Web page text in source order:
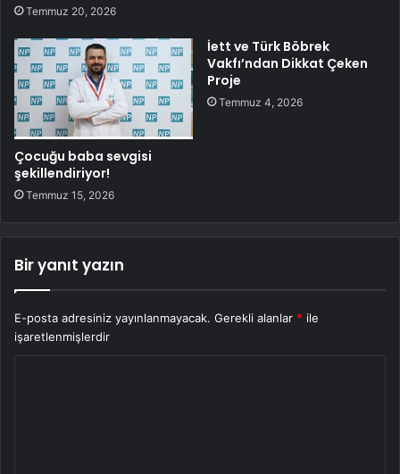
Temmuz 20, 2026
Çocuğu baba sevgisi
şekillendiriyor!
Temmuz 15, 2026
İett ve Türk Böbrek
Vakfı’ndan Dikkat Çeken
Proje
Temmuz 4, 2026
Bir yanıt yazın
E-posta adresiniz yayınlanmayacak. Gerekli alanlar * ile
işaretlenmişlerdir